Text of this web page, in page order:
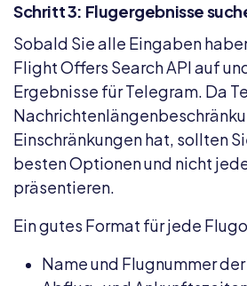
Schritt 3: Flugergebnisse
Sobald Sie alle Eingaben
Flight Offers Search API auf
Ergebnisse für Telegram. Da
Einschränkungen hat, sollten
besten Optionen und nicht
präsentieren.
Ein gutes Format für jede
Name und Flugnummer